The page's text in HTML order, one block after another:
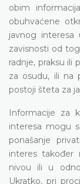
obim
obuhvaćene
javnog interesa
zavisnosti od
radnje, praksu ili
za osudu, ili na
postoji šteta za
Informacije za
interesa mogu
ponašanje
interes također
nivou ili u
Ukratko, pri